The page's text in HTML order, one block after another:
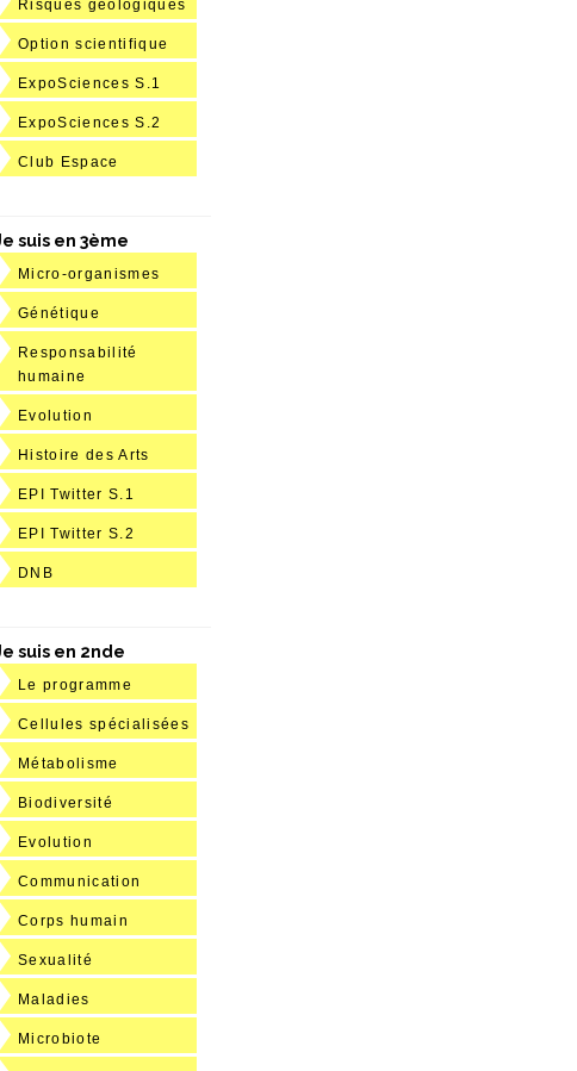
Risques géologiques
Option scientifique
ExpoSciences S.1
ExpoSciences S.2
Club Espace
suis en 3ème
Micro-organismes
Génétique
Responsabilité
humaine
Evolution
Histoire des Arts
EPI Twitter S.1
EPI Twitter S.2
DNB
suis en 2nde
Le programme
Cellules spécialisées
Métabolisme
Biodiversité
Evolution
Communication
Corps humain
Sexualité
Maladies
Microbiote